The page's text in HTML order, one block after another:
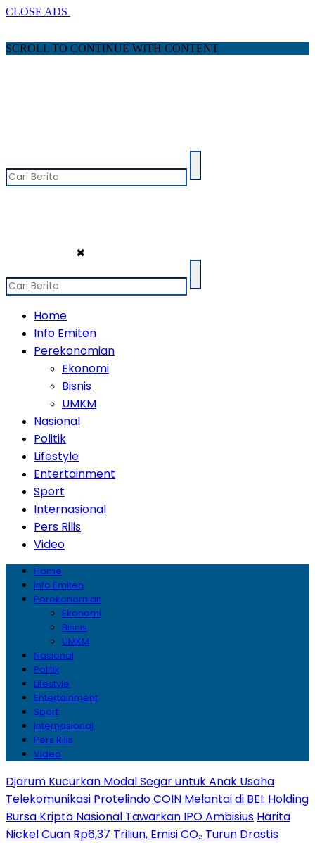
CLOSE ADS
SCROLL TO CONTINUE WITH CONTENT
✖
Home
Info Emiten
Perekonomian
Ekonomi
Bisnis
UMKM
Nasional
Politik
Lifestyle
Entertainment
Sport
Internasional
Pers Rilis
Video
Home
Info Emiten
Perekonomian
Ekonomi
Bisnis
UMKM
Nasional
Politik
Lifestyle
Entertainment
Sport
Internasional
Pers Rilis
Video
Djarum Kucurkan Modal Segar untuk Anak Usaha
Telekomunikasi ProtelindoCOIN Melantai di BEI: Holding
Bursa Kripto Nasional Tawarkan IPO Ambisius Harita
Nickel Cuan Rp6,37 Triliun, Emisi CO₂ Turun Drastis